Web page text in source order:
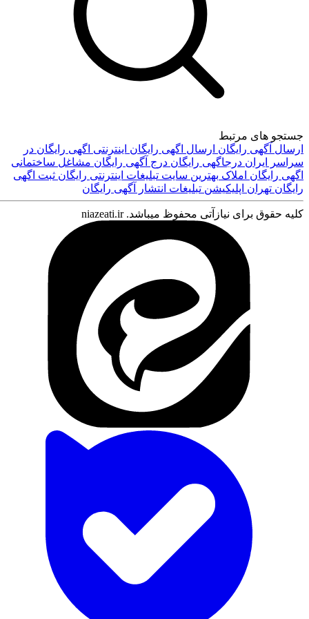
کافه استور
جستجو های مرتبط
ارسال آگهی رایگانارسال اگهی رایگان اینترنتی اگهی رایگان در
سراسر ایراندرجاگهی رایگاندرج آگهی رایگان مشاغل ساختمانی
اگهی رایگان املاکبهترین سایت تبلیغات اینترنتی رایگانثبت اگهی
رایگان تهراناپلیکیشن تبلیغاتانتشار آگهی رایگان
کلیه حقوق برای نیازآتی محفوظ میباشد. niazeati.ir